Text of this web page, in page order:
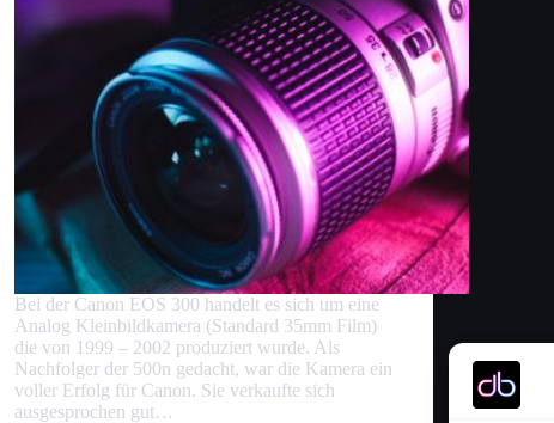
Bei der Canon EOS 300 handelt es sich um eine
Analog Kleinbildkamera (Standard 35mm Film)
die von 1999 – 2002 produziert wurde. Als
Nachfolger der 500n gedacht, war die Kamera ein
voller Erfolg für Canon. Sie verkaufte sich
ausgesprochen gut…